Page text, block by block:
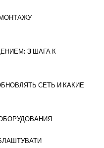
3 ШАГА К
СЕТЬ И КАКИЕ